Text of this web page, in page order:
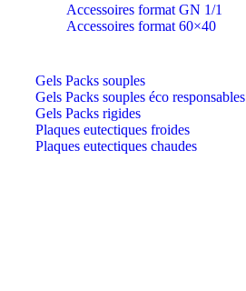
Accessoires format GN 1/1
Accessoires format 60×40
Gels Packs souples
Gels Packs souples éco responsables
Gels Packs rigides
Plaques eutectiques froides
Plaques eutectiques chaudes